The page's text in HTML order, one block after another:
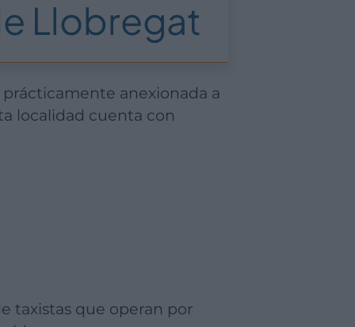
Llobregat
localidad cuenta con
taxistas que operan por